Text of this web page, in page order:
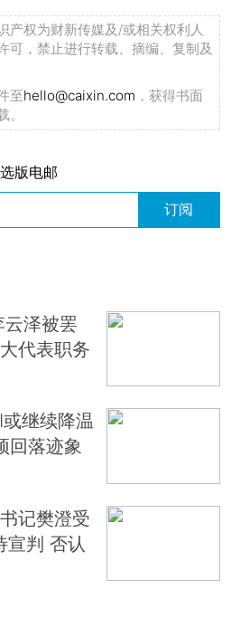
产权为财新传媒及/或相关权利人
可，禁止进行转载、摘编、复制及
至hello@caixin.com ，获得书面
版电邮
订阅
云泽被罢
代表职务
继续降温
回落迹象
记樊澄受
判 否认